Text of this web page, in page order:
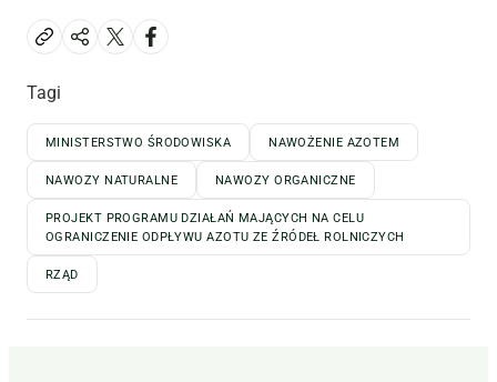
Tagi
MINISTERSTWO ŚRODOWISKA NAWOŻENIE AZOTEM
NAWOZY NATURALNE NAWOZY ORGANICZNE
PROJEKT PROGRAMU DZIAŁAŃ MAJĄCYCH NA CELU
OGRANICZENIE ODPŁYWU AZOTU ZE ŹRÓDEŁ ROLNICZYCH
RZĄD